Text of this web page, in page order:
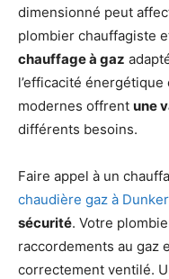
dimensionné peut
plombier chauffagiste
chauffage à gaz
l’efficacité
modernes offrent une
différents besoins.
Faire appel à un
chaudière gaz à
sécurité. Votre
raccordements au gaz
correctement ventilé.